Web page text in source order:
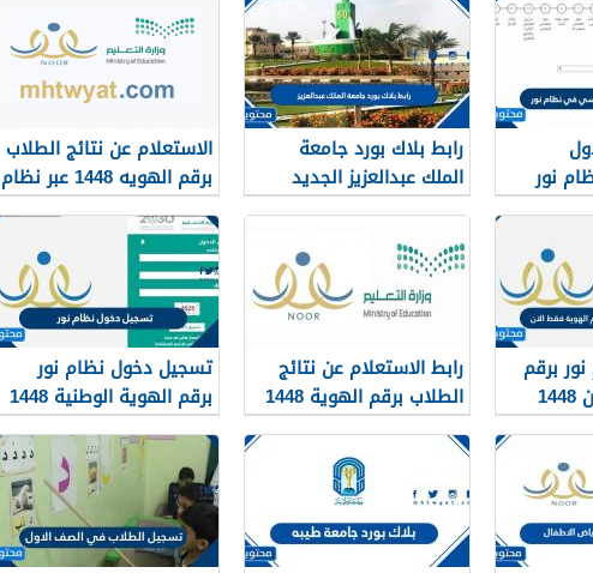
نور
رابط بلاك بورد جامعة
الملك عبدالعزيز الجديد
1448 blackboard kau
الاستعلام عن نتائج الطلاب
برقم الهويه 1448 عبر نظام
نور noor.moe.gov.sa
برقم
رابط الاستعلام عن نتائج
الطلاب برقم الهوية 1448
عبر نظام نور
noor.moe.gov.sa
تسجيل دخول نظام نور
برقم الهوية الوطنية 1448